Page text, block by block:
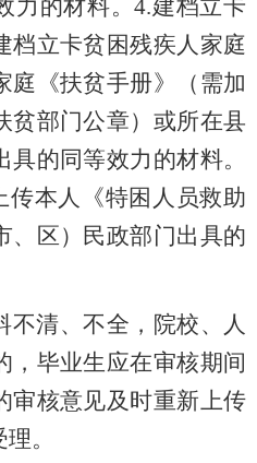
力的材料。4.建档立卡
档立卡贫困残疾人家庭
庭《扶贫手册》（需加
贫部门公章）或所在县
具的同等效力的材料。
传本人《特困人员救助
、区）民政部门出具的
不清、不全，院校、人
，毕业生应在审核期间
审核意见及时重新上传
。